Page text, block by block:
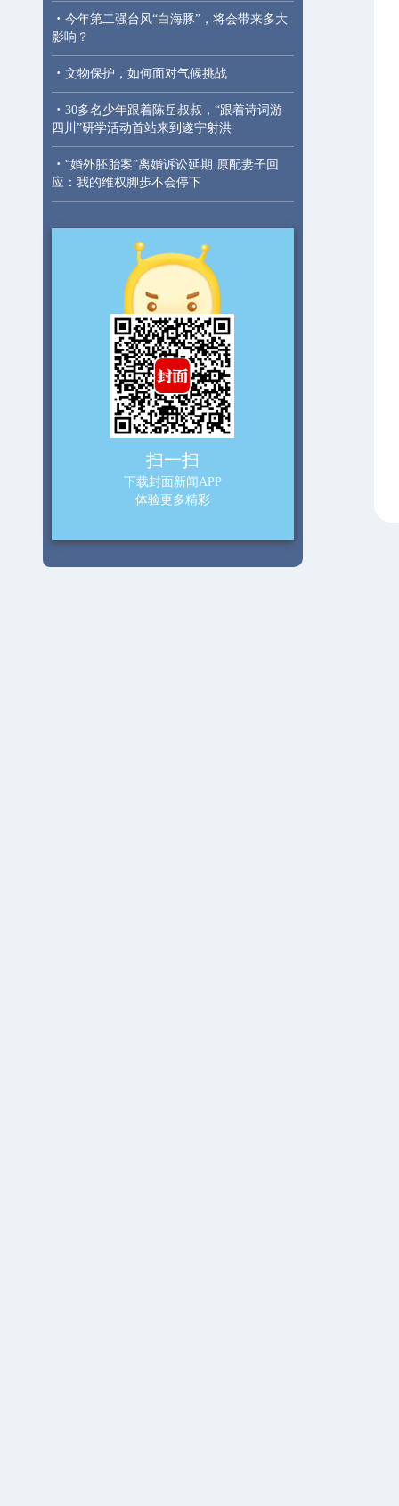
· 今年第二强台风“白海豚”，将会带来多大
影响？
· 文物保护，如何面对气候挑战
· 30多名少年跟着陈岳叔叔，“跟着诗词游
四川”研学活动首站来到遂宁射洪
· “婚外胚胎案”离婚诉讼延期 原配妻子回
应：我的维权脚步不会停下
扫一扫
下载封面新闻APP
体验更多精彩